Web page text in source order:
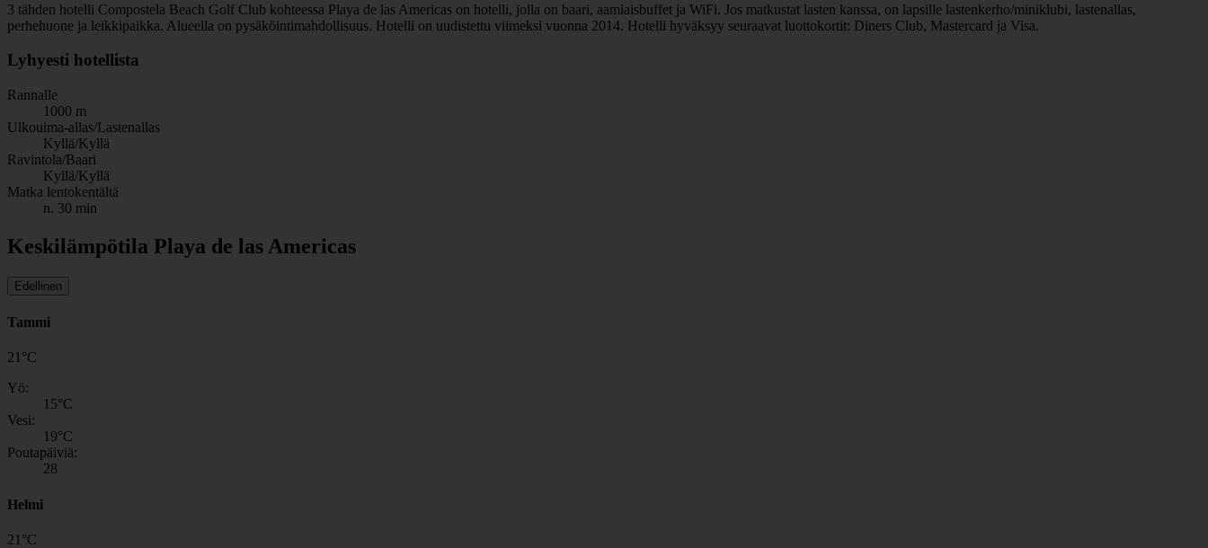
3 tähden hotelli Compostela Beach Golf Club kohteessa Playa de las Americas on hotelli, jolla on baari, aamiaisbuffet ja WiFi. Jos matkustat lasten kanssa, on lapsille lastenkerho/miniklubi, lastenallas,
perhehuone ja leikkipaikka. Alueella on pysäköintimahdollisuus. Hotelli on uudistettu viimeksi vuonna 2014. Hotelli hyväksyy seuraavat luottokortit: Diners Club, Mastercard ja Visa.
Lyhyesti hotellista
Rannalle
1000 m
Ulkouima-allas/Lastenallas
Kyllä/Kyllä
Ravintola/Baari
Kyllä/Kyllä
Matka lentokentältä
n. 30 min
Keskilämpötila Playa de las Americas
Edellinen
Tammi
21°C
Yö:
15°C
Vesi:
19°C
Poutapäiviä:
28
Helmi
21 °C